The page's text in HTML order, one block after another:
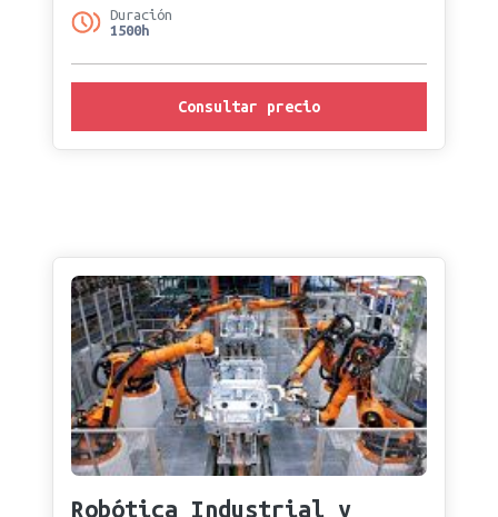
Duración
1500h
Consultar precio
Robótica Industrial y